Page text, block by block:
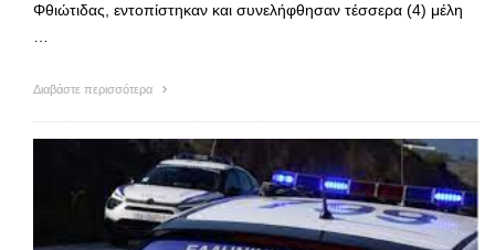
Φθιώτιδας, εντοπίστηκαν και συνελήφθησαν τέσσερα (4) μέλη
…
Διαβάστε περισσότερα